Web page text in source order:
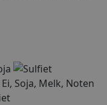
Soja, Melk, Noten